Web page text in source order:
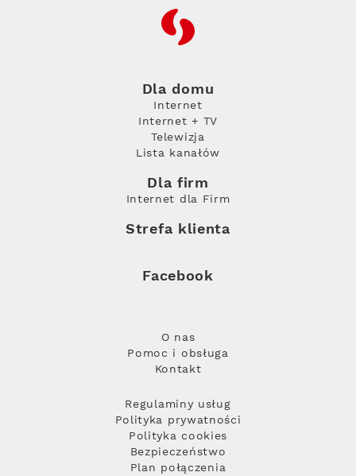
RFC
Dla domu
Internet
Internet + TV
Telewizja
Lista kanałów
Dla firm
Internet dla Firm
Strefa klienta
Facebook
O nas
Pomoc i obsługa
Kontakt
Regulaminy usług
Polityka prywatności
Polityka cookies
Bezpieczeństwo
Plan połączenia